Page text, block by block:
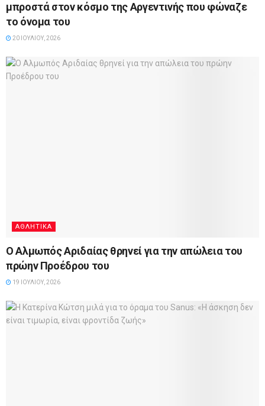
μπροστά στον κόσμο της Αργεντινής που φώναζε
το όνομα του
20 ΙΟΥΛΊΟΥ, 2026
ΑΘΛΗΤΙΚΆ
Ο Αλμωπός Αριδαίας θρηνεί για την απώλεια του
πρώην Προέδρου του
19 ΙΟΥΛΊΟΥ, 2026